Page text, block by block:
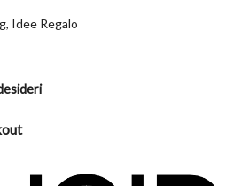
, Idee Regalo